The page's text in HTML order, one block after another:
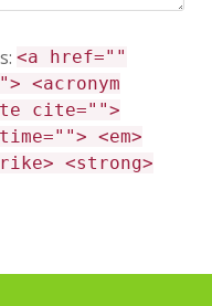
<a href=""
<acronym
cite="">
<em>
<strong>